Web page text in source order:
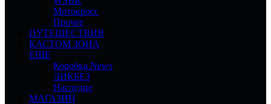
Мотокросс
Прочее
ПУТЕШЕСТВИЯ
КАСТОМ ЗОНА
ЕЩЕ
Коробка News
ЛИКБЕЗ
Наследие
МАГАЗИН